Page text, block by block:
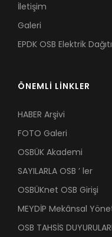
İletişim
Galeri
EPDK OSB Elektrik
ÖNEMLİ LİNKLER
HABER Arşivi
FOTO Galeri
OSBÜK Akademi
SAYILARLA OSB ’ ler
OSBÜKnet OSB Girişi
MEYDİP Mekânsal
OSB TAHSİS